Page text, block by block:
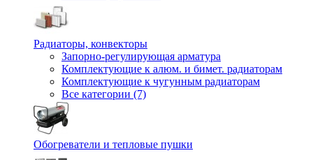
Радиаторы, конвекторы
Запорно-регулирующая арматура
Комплектующие к алюм. и бимет. радиаторам
Комплектующие к чугунным радиаторам
Все категории (7)
Обогреватели и тепловые пушки